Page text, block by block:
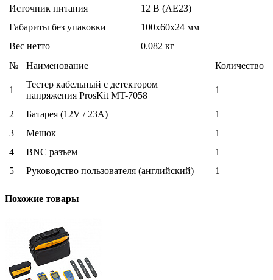
Источник питания
12 В (AE23)
Габариты без упаковки
100х60х24 мм
Вес нетто
0.082 кг
№
Наименование Количество
1
Тестер кабельный с детектором
напряжения ProsKit MT-7058
1
2 Батарея (12V / 23A)
1
3
Мешок
1
4
BNC разъем
1
5
Руководство пользователя (английский) 1
Похожие товары